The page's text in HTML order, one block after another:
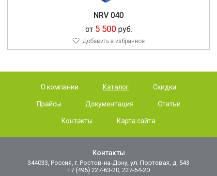
NRV 040
от 5 500 руб.
Добавить в избранное
О компании Каталог Скидки
Прайсы Документация Статьи
Контакты Карта сайта
Контакты
344033, Россия, г. Ростов-на-Дону, ул. Портовая, д. 543
+7 (495) 227-63-20, 227-64-20